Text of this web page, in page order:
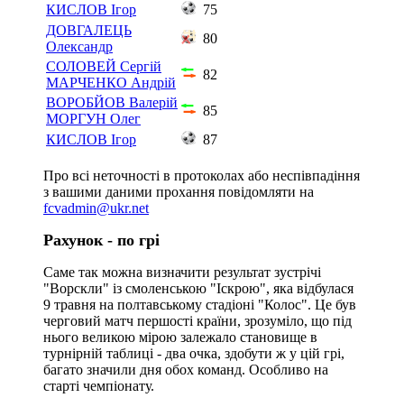
КИСЛОВ Ігор
75
ДОВГАЛЕЦЬ
Олександр
80
СОЛОВЕЙ Сергій
МАРЧЕНКО Андрій
82
ВОРОБЙОВ Валерій
МОРГУН Олег
85
КИСЛОВ Ігор
87
Про всі неточності в протоколах або неспівпадіння
з вашими даними прохання повідомляти на
fcvadmin@ukr.net
Рахунок - по грі
Саме так можна визначити результат зустрічі
"Ворскли" із смоленською "Іскрою", яка відбулася
9 травня на полтавському стадіоні "Колос". Це був
черговий матч першості країни, зрозуміло, що під
нього великою мірою залежало становище в
турнірній таблиці - два очка, здобути ж у цій грі,
багато значили дня обох команд. Особливо на
старті чемпіонату.